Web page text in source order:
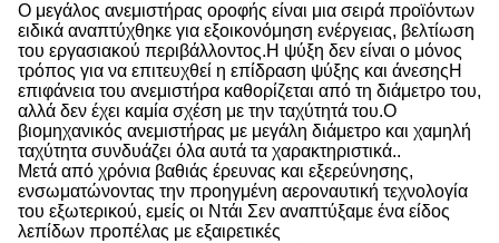
Ο μεγάλος ανεμιστήρας οροφής είναι μια σειρά προϊόντων
ειδικά αναπτύχθηκε για εξοικονόμηση ενέργειας, βελτίωση
του εργασιακού περιβάλλοντος.Η ψύξη δεν είναι ο μόνος
τρόπος για να επιτευχθεί η επίδραση ψύξης και άνεσηςΗ
επιφάνεια του ανεμιστήρα καθορίζεται από τη διάμετρο του,
αλλά δεν έχει καμία σχέση με την ταχύτητά του.Ο
βιομηχανικός ανεμιστήρας με μεγάλη διάμετρο και χαμηλή
ταχύτητα συνδυάζει όλα αυτά τα χαρακτηριστικά..
Μετά από χρόνια βαθιάς έρευνας και εξερεύνησης,
ενσωματώνοντας την προηγμένη αεροναυτική τεχνολογία
του εξωτερικού, εμείς οι Ντάι Σεν αναπτύξαμε ένα είδος
λεπίδων προπέλας με εξαιρετικές